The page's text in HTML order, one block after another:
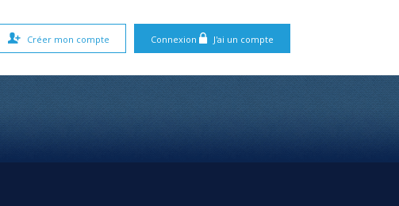
Connexion J'ai un compte
Créer mon compte